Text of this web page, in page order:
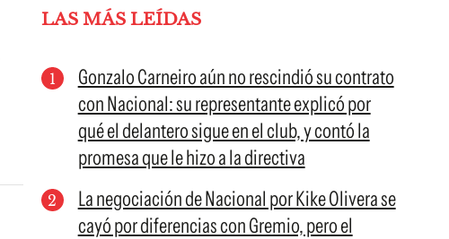
LAS MÁS LEÍDAS
Gonzalo Carneiro aún no rescindió su contrato
con Nacional: su representante explicó por
qué el delantero sigue en el club, y contó la
promesa que le hizo a la directiva
La negociación de Nacional por Kike Olivera se
cayó por diferencias con Gremio, pero el